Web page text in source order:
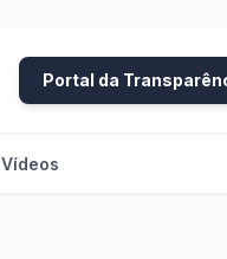
Portal da
Vídeos